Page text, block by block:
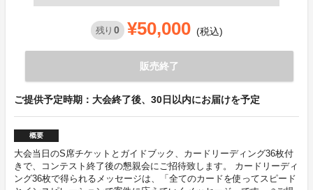
残り 0 ¥50,000 (税込)
販売終了
ご提供予定時期：大会終了後、30日以内にお届けを予定
概要
大会当日のS席チケットとガイドブック、カードリーディング36枚付
きで、コンテスト終了後の懇親会にご招待致します。 カードリーディ
ング36枚で得られるメッセージは、「全てのカードを使ってスピード